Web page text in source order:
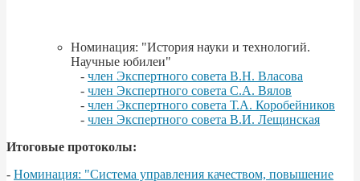
Номинация: "История науки и технологий.
Научные юбилеи"
- член Экспертного совета В.Н. Власова
- член Экспертного совета С.А. Вялов
- член Экспертного совета Т.А. Коробейников
- член Экспертного совета В.И. Лещинская
Итоговые протоколы:
- Номинация: "Система управления качеством, повышение